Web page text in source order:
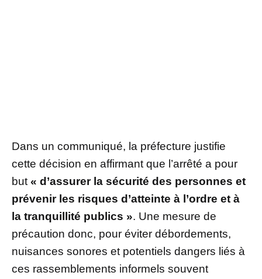
Dans un communiqué, la préfecture justifie
cette décision en affirmant que l’arrêté a pour
but « d’assurer la sécurité des personnes et
prévenir les risques d’atteinte à l’ordre et à
la tranquillité publics ». Une mesure de
précaution donc, pour éviter débordements,
nuisances sonores et potentiels dangers liés à
ces rassemblements informels souvent